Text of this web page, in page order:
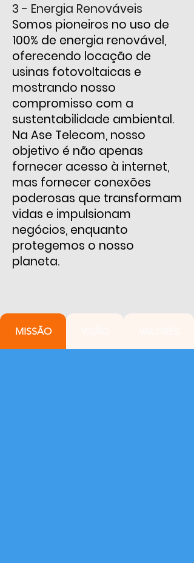
3 - Energia Renováveis
Somos pioneiros no uso de
100% de energia renovável,
oferecendo locação de
usinas fotovoltaicas e
mostrando nosso
compromisso com a
sustentabilidade ambiental.
Na Ase Telecom, nosso
objetivo é não apenas
fornecer acesso à internet,
mas fornecer conexões
poderosas que transformam
vidas e impulsionam
negócios, enquanto
protegemos o nosso
planeta.
MISSÃO